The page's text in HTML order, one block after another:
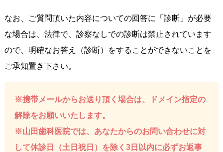
なお、ご質問頂いた内容についての回答に「診断」が必要
な場合は、法律で、診察なしでの診断は禁止されています
ので、明確なお答え（診断）をすることができないことを
ご承知置き下さい。
※携帯メールからお送り頂く場合は、ドメイン指定の
解除をお願いいたします。
※山田歯科医院では、あなたからのお問い合わせに対
して休診日（土日祝日）を除く3日以内に必ずお返事